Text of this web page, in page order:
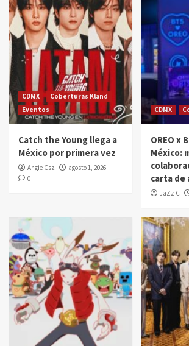
CDMX
Coberturas Kland
Eventos
Catch the Young llega a
México por primera vez
Angie Csz
agosto 1, 2026
0
CDMX
OREO x
México:
carta de
JaZz C